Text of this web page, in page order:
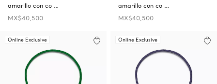
amarillo con co …
MX$40,500
amarillo con co …
MX$40,500
Online Exclusive Online Exclusive